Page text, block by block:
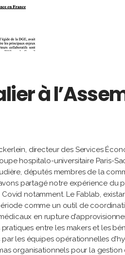
à
directeur des Services
hospitalo-universitaire Paris-
députés membres de la
partagé notre expérience du
notamment. Le Fablab,
comme un outil de
en rupture
entre les makers et les
les équipes opérationnelles
organisationnels pour la gestion